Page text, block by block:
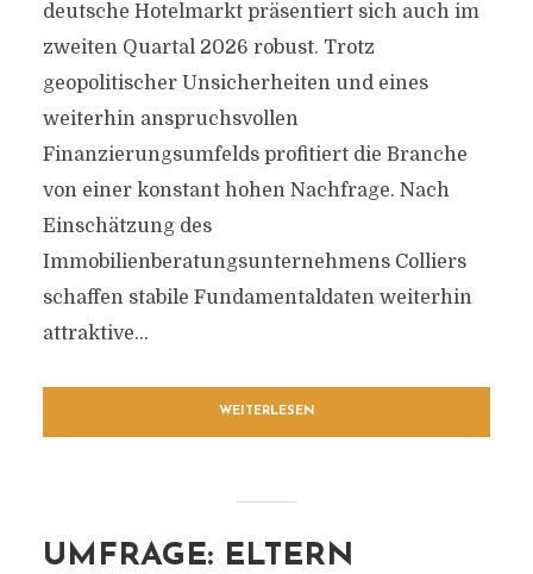
deutsche Hotelmarkt präsentiert sich auch im
zweiten Quartal 2026 robust. Trotz
geopolitischer Unsicherheiten und eines
weiterhin anspruchsvollen
Finanzierungsumfelds profitiert die Branche
von einer konstant hohen Nachfrage. Nach
Einschätzung des
Immobilienberatungsunternehmens Colliers
schaffen stabile Fundamentaldaten weiterhin
attraktive...
WEITERLESEN
UMFRAGE: ELTERN